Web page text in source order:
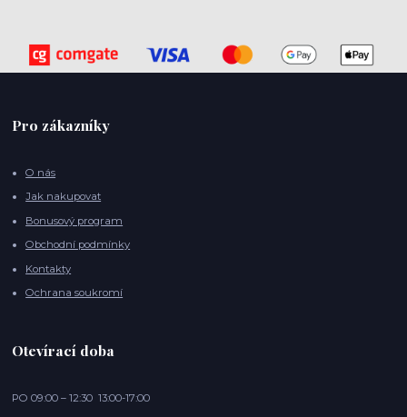
Pro zákazníky
O nás
Jak nakupovat
Bonusový program
Obchodní podmínky
Kontakty
Ochrana soukromí
Otevírací doba
PO 09:00 – 12:30 13:00-17:00